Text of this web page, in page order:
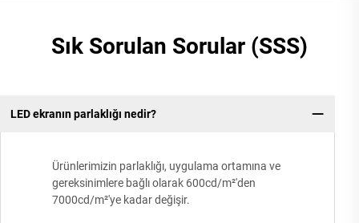
Sık Sorulan Sorular (SSS)
LED ekranın parlaklığı nedir?
Ürünlerimizin parlaklığı, uygulama ortamına ve
gereksinimlere bağlı olarak 600cd/m²'den
7000cd/m²'ye kadar değişir.